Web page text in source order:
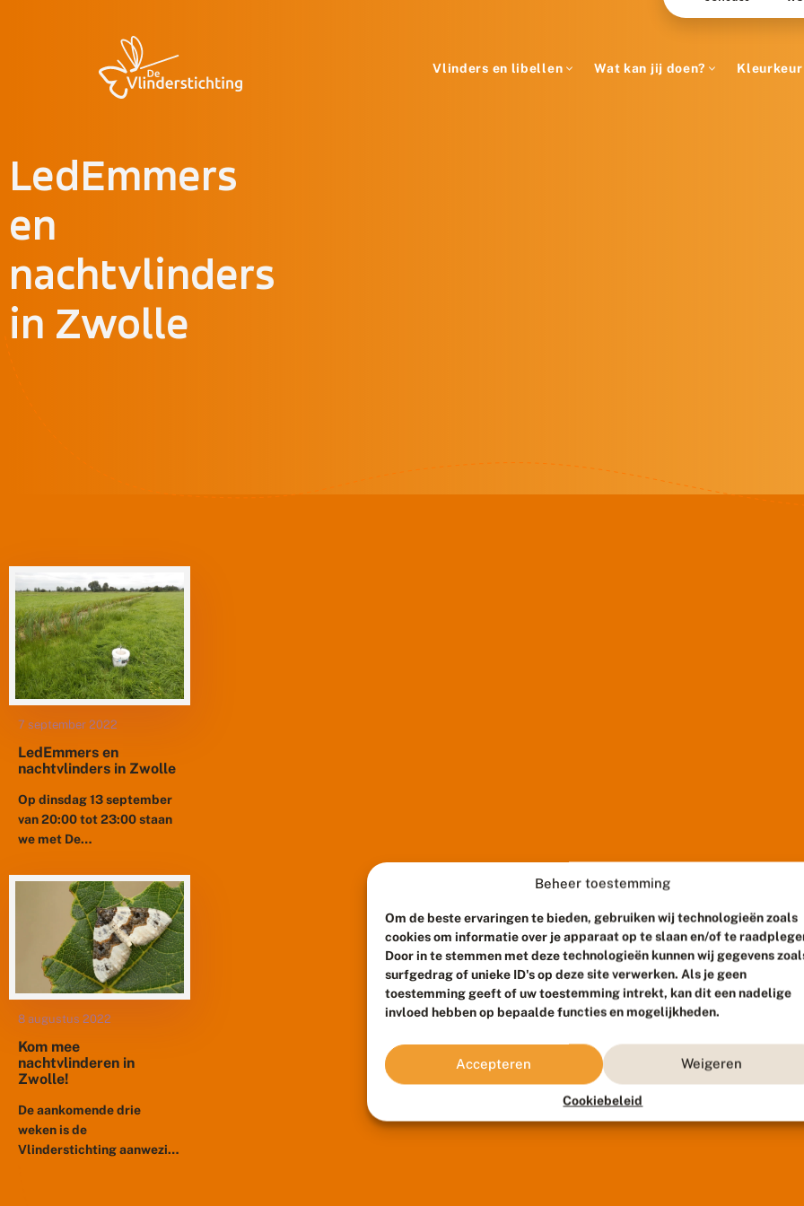
Beheer toestemming
Om de beste ervaringen te bieden, gebruiken wij technologieën zoals
cookies om informatie over je apparaat op te slaan en/of te
Door in te stemmen met deze technologieën kunnen wij gegevens
surfgedrag of unieke ID's op deze site verwerken. Als je geen
toestemming geeft of uw toestemming intrekt, kan dit een nadelige
invloed hebben op bepaalde functies en mogelijkheden.
Accepteren Weigeren
Cookiebeleid
Vlinders en libellen Wat kan jij doen? Kleurkeur
LedEmmers
en
nachtvlinders
in Zwolle
7 september 2022
LedEmmers en
nachtvlinders in Zwolle
Op dinsdag 13 september
van 20:00 tot 23:00 staan
we met De
extra keer in Zwolle
nachtvlinders te
inventariseren. Deze avond
zullen...
8 augustus 2022
Kom mee
nachtvlinderen in
Zwolle!
De aankomende drie
weken is de
Vlinderstichting aanwezig